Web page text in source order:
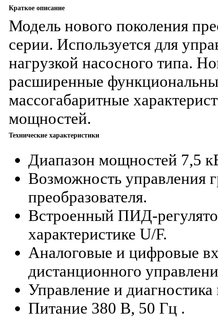
Краткое описание
Модель нового поколения
серии. Используется для
нагрузкой насосного типа.
расширенные
массогабаритные
мощностей.
Технические характеристики
Диапазон мощностей 7,5
Возможность управления
преобразователя.
Встроенный ПИД-
характеристике U/F.
Аналоговые и цифровые
дистанционного
Управление и
Питание 380 В, 50 Гц .